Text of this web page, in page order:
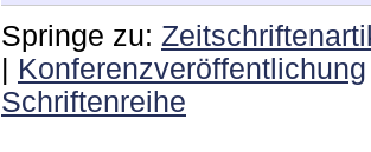
Springe zu:
| Konferenzveröffentlichung
Schriftenreihe